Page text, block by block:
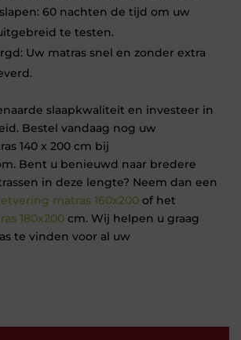
60 nachten de tijd om uw
te testen.
Uw matras snel en zonder extra
slaapkwaliteit en investeer in
Bestel vandaag nog uw
140 x 200 cm bij
Bent u benieuwd naar bredere
in deze lengte? Neem dan een
matras 160x200of het
180x200cm. Wij helpen u graag
te vinden voor al uw